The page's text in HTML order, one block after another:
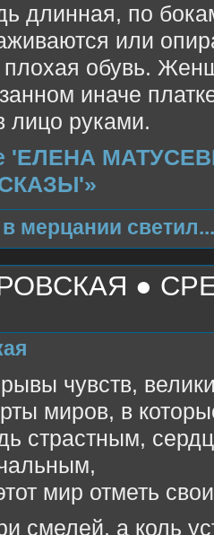
длинная, по
или
обувь.
иначе
лицо руками.
'ЕЛЕНА
мерцании светил...
●
чувств,
миров, в
страстным,
мир отметь
смелей, а коль